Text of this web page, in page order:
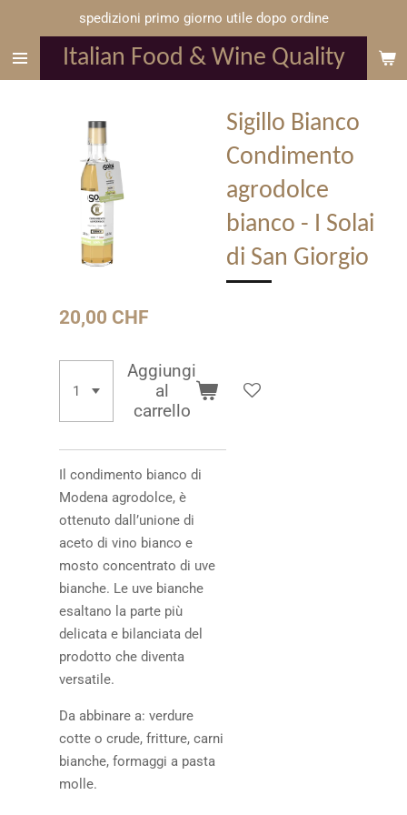
contenutoItalian Food & Wine Quality
spedizioni primo giorno utile dopo ordine
Sigillo Bianco
Condimento
agrodolce
bianco - I Solai
di San Giorgio
20,00 CHF
Aggiungi
al
carrello
Il condimento bianco di
Modena agrodolce, è
ottenuto dall’unione di
aceto di vino bianco e
mosto concentrato di uve
bianche. Le uve bianche
esaltano la parte più
delicata e bilanciata del
prodotto che diventa
versatile.
Da abbinare a: verdure
cotte o crude, fritture, carni
bianche, formaggi a pasta
molle.